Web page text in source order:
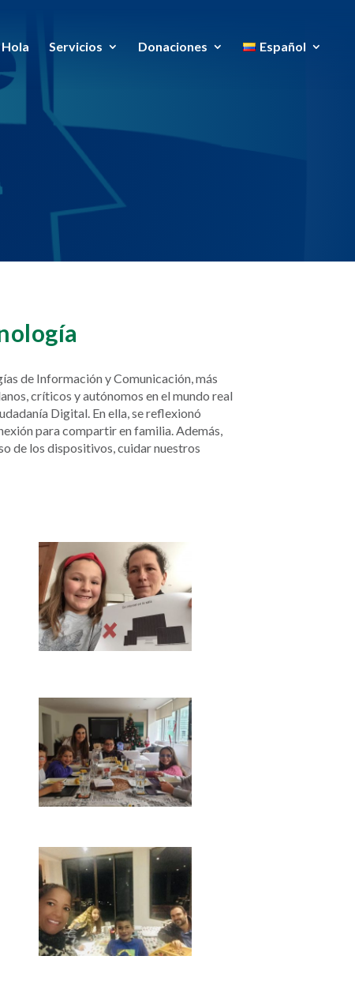
Hola Servicios Donaciones Español
de Información y Comunicación, más
críticos y autónomos en el mundo real
Digital. En ella, se reflexionó
para compartir en familia. Además,
de los dispositivos, cuidar nuestros